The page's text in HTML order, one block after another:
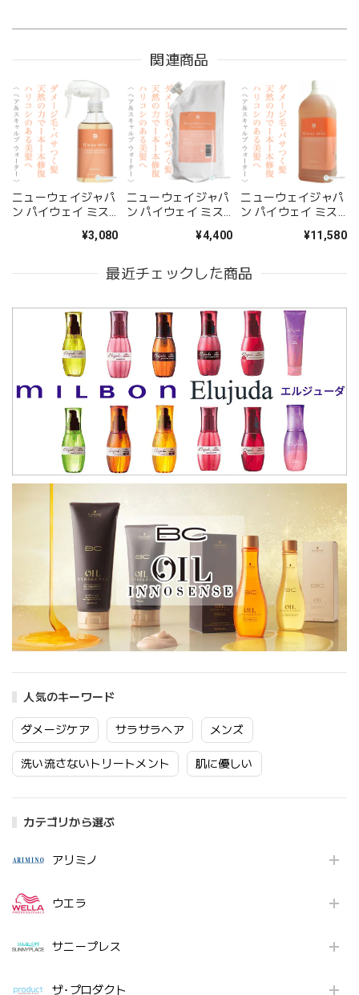
人気のキーワード
ダメージケア サラサラヘア メンズ
洗い流さないトリートメント 肌に優しい
カテゴリから選ぶ
アリミノ
ウエラ
サニープレス
ザ･プロダクト
関連商品
ニューウェイジャパ
ン パイウェイ ミス
¥3,080
ニューウェイジャパ
ン パイウェイ ミス
600ml(レフィル)--
¥4,400
ニューウェイジャパ
ン パイウェイ ミス
2000ml(業務用)--
¥11,580
最近チェックした商品